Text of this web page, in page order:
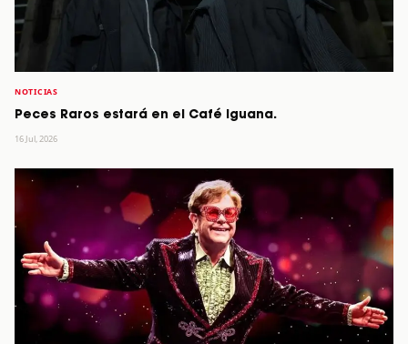
NOTICIAS
Peces Raros estará en el Café Iguana.
16 Jul, 2026